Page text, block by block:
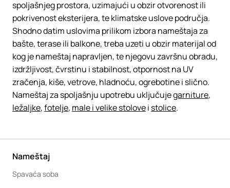
spoljašnjeg prostora, uzimajući u obzir otvorenost ili
pokrivenost eksterijera, te klimatske uslove područja.
Shodno datim uslovima prilikom izbora nameštaja za
bašte, terase ili balkone, treba uzeti u obzir materijal od
kog je nameštaj napravljen, te njegovu završnu obradu,
izdržljivost, čvrstinu i stabilnost, otpornost na UV
zračenja, kiše, vetrove, hladnoću, ogrebotine i slično.
Nameštaj za spoljašnju upotrebu uključujegarniture,
ležaljke,fotelje, male i velike stolovei stolice.
Nameštaj
Spavaća soba